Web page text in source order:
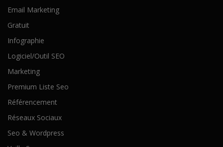
Email Marketing
Gratuit
Infographie
Logiciel/Outil SEO
Marketing
Premium Liste Seo
Référencement
Réseaux Sociaux
Seo & Wordpress